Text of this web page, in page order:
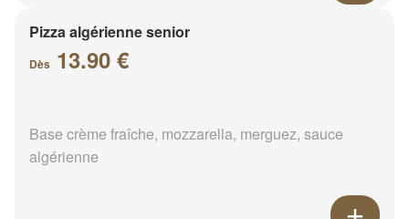
Pizza algérienne senior
Dès 13.90 €
Base crème fraîche, mozzarella, merguez, sauce
algérienne